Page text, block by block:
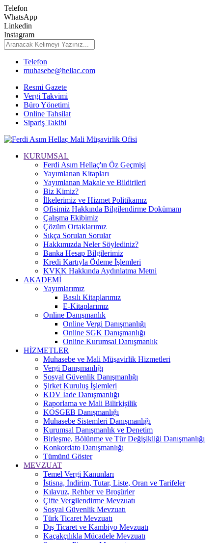
Telefon
WhatsApp
Linkedin
Instagram
Telefon
muhasebe@hellac.com
Resmi Gazete
Vergi Takvimi
Büro Yönetimi
Online Tahsilat
Sipariş Takibi
KURUMSAL
Ferdi Asım Hellaç'ın Öz Geçmişi
Yayımlanan Kitapları
Yayımlanan Makale ve Bildirileri
Biz Kimiz?
İlkelerimiz ve Hizmet Politikamız
Ofisimiz Hakkında Bilgilendirme Dokümanı
Çalışma Ekibimiz
Çözüm Ortaklarımız
Sıkça Sorulan Sorular
Hakkımızda Neler Söylediniz?
Banka Hesap Bilgilerimiz
Kredi Kartıyla Ödeme İşlemleri
KVKK Hakkında Aydınlatma Metni
AKADEMİ
Yayımlarımız
Basılı Kitaplarımız
E-Kitaplarımız
Online Danışmanlık
Online Vergi Danışmanlığı
Online SGK Danışmanlığı
Online Kurumsal Danışmanlık
HİZMETLER
Muhasebe ve Mali Müşavirlik Hizmetleri
Vergi Danışmanlığı
Sosyal Güvenlik Danışmanlığı
Şirket Kuruluş İşlemleri
KDV İade Danışmanlığı
Raporlama ve Mali Bilirkişilik
KOSGEB Danışmanlığı
Muhasebe Sistemleri Danışmanlığı
Kurumsal Danışmanlık ve Denetim
Birleşme, Bölünme ve Tür Değişikliği Danışmanlığı
Konkordato Danışmanlığı
Tümünü Göster
MEVZUAT
Temel Vergi Kanunları
İstisna, İndirim, Tutar, Liste, Oran ve Tarifeler
Kılavuz, Rehber ve Broşürler
Çifte Vergilendirme Mevzuatı
Sosyal Güvenlik Mevzuatı
Türk Ticaret Mevzuatı
Dış Ticaret ve Kambiyo Mevzuatı
Kaçakçılıkla Mücadele Mevzuatı